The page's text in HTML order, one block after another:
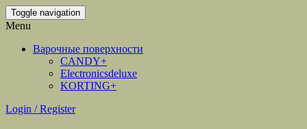
Toggle navigation
Menu
Варочные поверхности
CANDY+
Electronicsdeluxe
KORTING+
Login / Register